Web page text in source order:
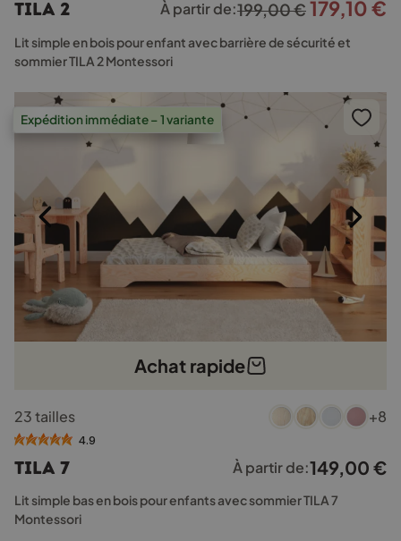
variations.
Les
options
peuvent
être
choisies
sur
produit
TILA 2 À partir de:199,00€Le
prix
199,00 €.
179,10€
Lit simple en bois pour enfant avec barrière de sécurité et
sommier TILA 2 Montessori
Expédition immédiate – 1 variante
Achat rapide
produit
a
variations.
Les
options
peuvent
23 tailles +8
4.9
TILA 7 À partir de:149,00 €
Lit simple bas en bois pour enfants avec sommier TILA 7
Montessori